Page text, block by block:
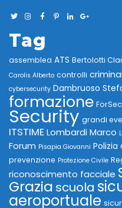
Tag
assemblea ATS Bertolotti
Carolis Alberto controlli
cybersecurity Dambruoso
formazione
Security grandi
ITSTIMELombardi Marco
Forum Pisapia Giovanni Polizia
prevenzione Protezione Civile
riconoscimento facciale
Grazia scuola
aeroportuale